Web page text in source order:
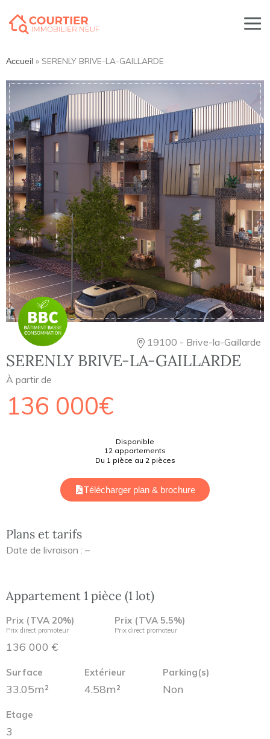
Accueil » SERENLY BRIVE-LA-GAILLARDE
19100 - Brive-la-Gaillarde
SERENLY BRIVE-LA-GAILLARDE
À partir de
136 000€
Disponible
12 appartements
Du 1 pièce au 2 pièces
Télécharger plan & brochure
Plans et tarifs
Date de livraison : –
Appartement 1 pièce (1 lot)
Prix (TVA 20%)
Prix direct promoteur
136 000 €
Prix (TVA 5.5%)
Prix direct promoteur
Surface
33.05m²
Extérieur
4.58m²
Parking(s)
Non
Etage
3